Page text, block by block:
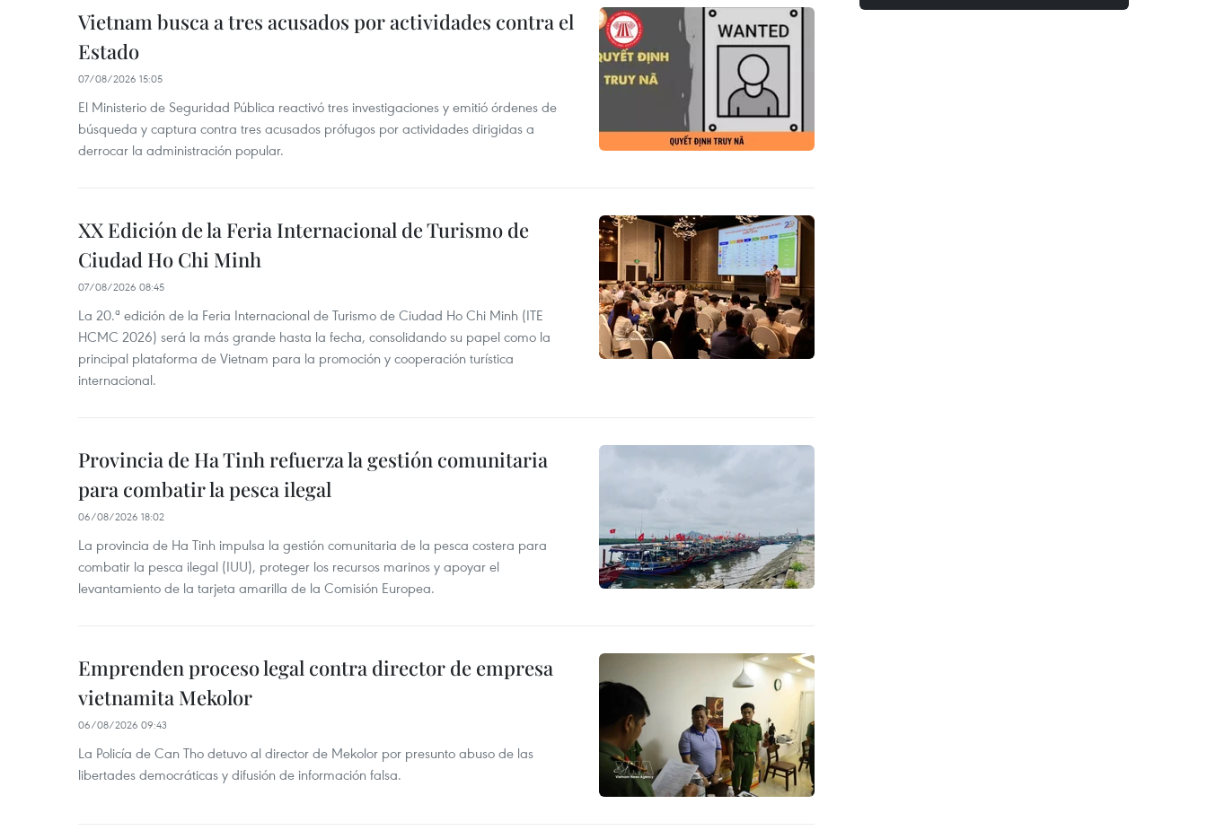
Vietnam busca a tres acusados por actividades contra el
Estado
07/08/2026 15:05
El Ministerio de Seguridad Pública reactivó tres investigaciones y emitió órdenes de
búsqueda y captura contra tres acusados prófugos por actividades dirigidas a
derrocar la administración popular.
XX Edición de la Feria Internacional de Turismo de
Ciudad Ho Chi Minh
07/08/2026 08:45
La 20.ª edición de la Feria Internacional de Turismo de Ciudad Ho Chi Minh (ITE
HCMC 2026) será la más grande hasta la fecha, consolidando su papel como la
principal plataforma de Vietnam para la promoción y cooperación turística
internacional.
Provincia de Ha Tinh refuerza la gestión comunitaria
para combatir la pesca ilegal
06/08/2026 18:02
La provincia de Ha Tinh impulsa la gestión comunitaria de la pesca costera para
combatir la pesca ilegal (IUU), proteger los recursos marinos y apoyar el
levantamiento de la tarjeta amarilla de la Comisión Europea.
Emprenden proceso legal contra director de empresa
vietnamita Mekolor
06/08/2026 09:43
La Policía de Can Tho detuvo al director de Mekolor por presunto abuso de las
libertades democráticas y difusión de información falsa.